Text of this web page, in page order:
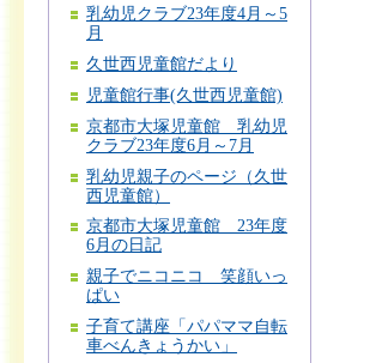
乳幼児クラブ23年度4月～5
月
久世西児童館だより
児童館行事(久世西児童館)
京都市大塚児童館 乳幼児
クラブ23年度6月～7月
乳幼児親子のページ（久世
西児童館）
京都市大塚児童館 23年度
6月の日記
親子でニコニコ 笑顔いっ
ぱい
子育て講座「パパママ自転
車べんきょうかい」